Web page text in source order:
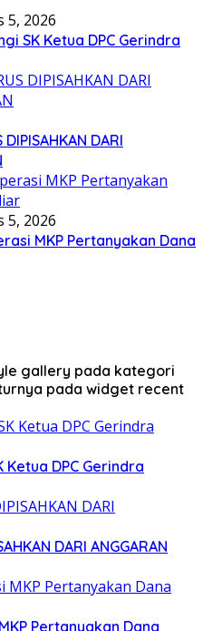
5, 2026
SK Ketua DPC Gerindra
DARI
5, 2026
MKP Pertanyakan Dana
gallery pada kategori
pada widget recent
DPC Gerindra
DARI ANGGARAN
Pertanyakan Dana